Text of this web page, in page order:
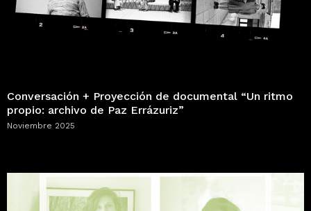
Conversación + Proyección de documental “Un ritmo
propio: archivo de Paz Errázuriz”
Noviembre 2025